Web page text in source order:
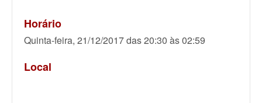
Horário
Quinta-feira, 21/12/2017 das 20:30 às 02:59
Local